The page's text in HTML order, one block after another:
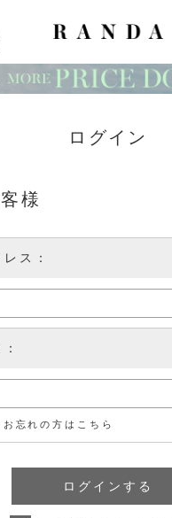
ログイン
様
ス：
忘れの方はこちら